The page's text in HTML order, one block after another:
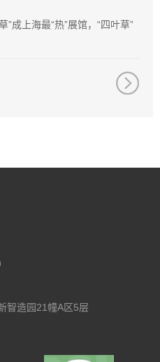
成上海最“热”展馆，“四叶草”
智造园21幢A区5层